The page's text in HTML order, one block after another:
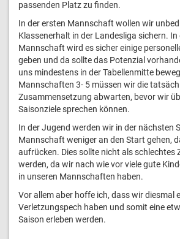
passenden Platz zu finden.
In der ersten Mannschaft wollen wir
Klassenerhalt in der Landesliga sichern. In
Mannschaft wird es sicher einige
geben und da sollte das Potenzial
uns mindestens in der Tabellenmitte
Mannschaften 3- 5 müssen wir die
Zusammensetzung abwarten, bevor wir
Saisonziele sprechen können.
In der Jugend werden wir in der nächsten
Mannschaft weniger an den Start gehen,
aufrücken. Dies sollte nicht als schlechtes
werden, da wir nach wie vor viele gute
in unseren Mannschaften haben.
Vor allem aber hoffe ich, dass wir diesmal
Verletzungspech haben und somit eine
Saison erleben werden.